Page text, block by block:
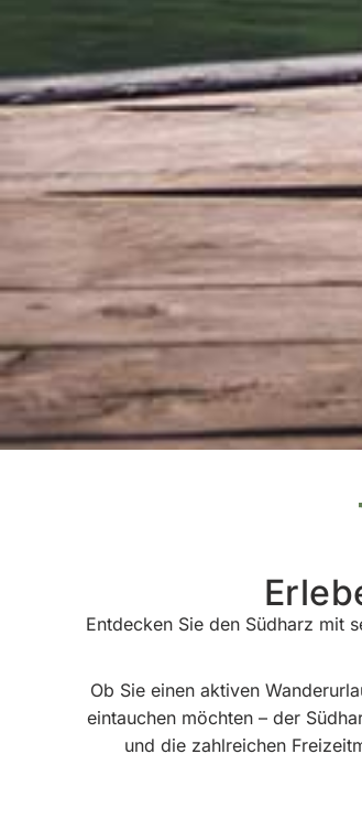
Entdecken Sie den Südharz mit
Ob Sie einen aktiven
eintauchen möchten – der
und die zahlreichen